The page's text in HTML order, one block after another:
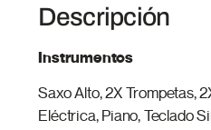
Descripción
Instrumentos
Saxo Alto, 2X Trompetas,
Eléctrica, Piano, Teclado